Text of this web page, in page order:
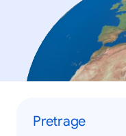
Pretrage